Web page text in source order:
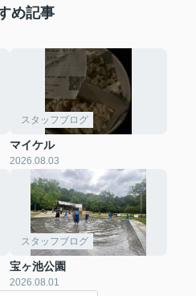
め記事
スタッフブログ
マイケル
2026.08.03
スタッフブログ
宝ヶ池公園
2026.08.01